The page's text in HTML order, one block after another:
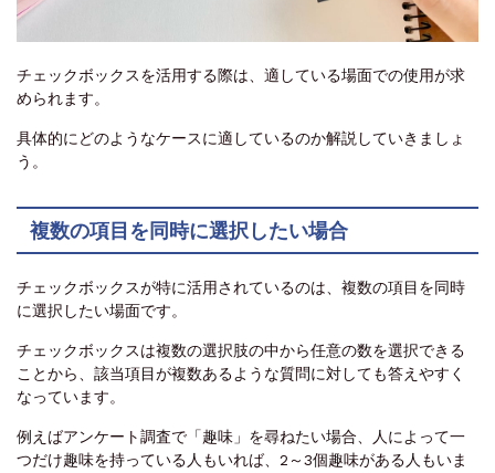
チェックボックスを活用する際は、適している場面での使用が求
められます。
具体的にどのようなケースに適しているのか解説していきましょ
う。
複数の項目を同時に選択したい場合
チェックボックスが特に活用されているのは、複数の項目を同時
に選択したい場面です。
チェックボックスは複数の選択肢の中から任意の数を選択できる
ことから、該当項目が複数あるような質問に対しても答えやすく
なっています。
例えばアンケート調査で「趣味」を尋ねたい場合、人によって一
つだけ趣味を持っている人もいれば、2～3個趣味がある人もいま